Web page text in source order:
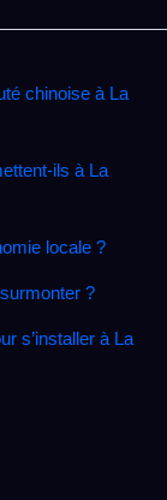
chinoise à La
à La
locale ?
?
s’installer à La